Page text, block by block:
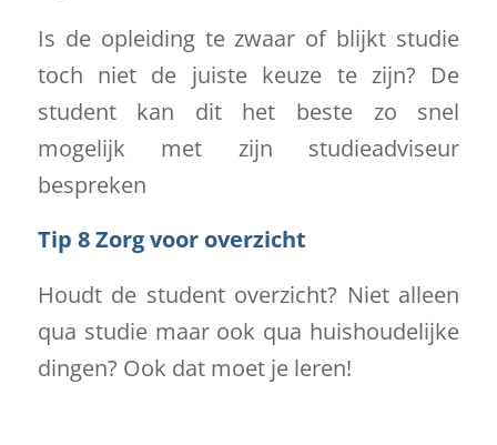
Is de opleiding te zwaar of blijkt studie
toch niet de juiste keuze te zijn? De
student kan dit het beste zo snel
mogelijk met zijn studieadviseur
bespreken
Tip 8 Zorg voor overzicht
Houdt de student overzicht? Niet alleen
qua studie maar ook qua huishoudelijke
dingen? Ook dat moet je leren!